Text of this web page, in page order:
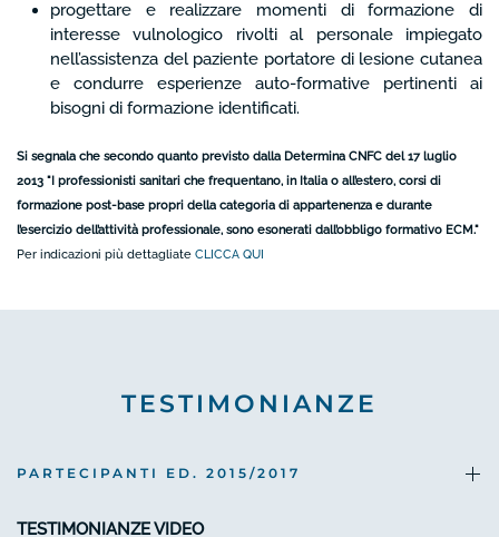
progettare e realizzare momenti di formazione di
interesse vulnologico rivolti al personale impiegato
nell’assistenza del paziente portatore di lesione cutanea
e condurre esperienze auto-formative pertinenti ai
bisogni di formazione identificati.
Si segnala che secondo quanto previsto dalla Determina CNFC del 17 luglio
2013 "I professionisti sanitari che frequentano, in Italia o all’estero, corsi di
formazione post-base propri della categoria di appartenenza e durante
l’esercizio dell’attività professionale, sono esonerati dall’obbligo formativo ECM."
Per indicazioni più dettagliate CLICCA QUI
TESTIMONIANZE
PARTECIPANTI ED. 2015/2017
TESTIMONIANZE VIDEO